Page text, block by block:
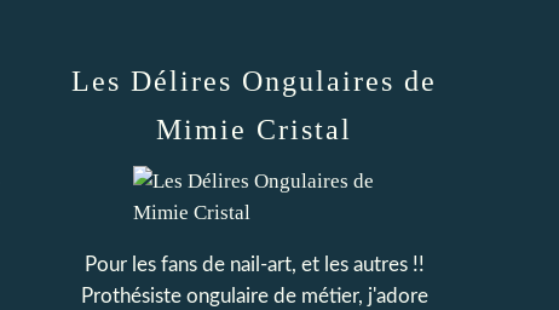
Les Délires Ongulaires de
Mimie Cristal
Pour les fans de nail-art, et les autres !!
Prothésiste ongulaire de métier, j'adore